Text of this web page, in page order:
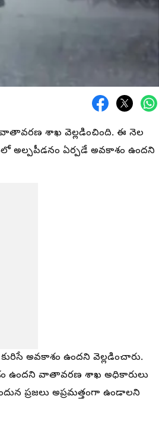
శాఖ వెల్లడించింది. ఈ నెల
ఏర్పడే అవకాశం ఉందని
అవకాశం ఉందని వెల్లడించారు.
ఉందని వాతావరణ శాఖ అధికారులు
ప్రజలు అప్రమత్తంగా ఉండాలని